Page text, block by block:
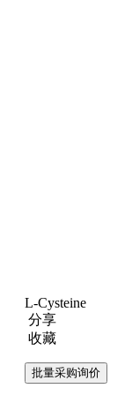
L-Cysteine
分享
收藏
批量采购询价